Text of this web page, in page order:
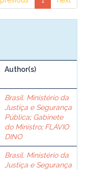
Author(s)
Brasil. Ministério da
Justiça e Segurança
Pública; Gabinete
do Ministro; FLÁVIO
DINO
Brasil. Ministério da
Justiça e Segurança